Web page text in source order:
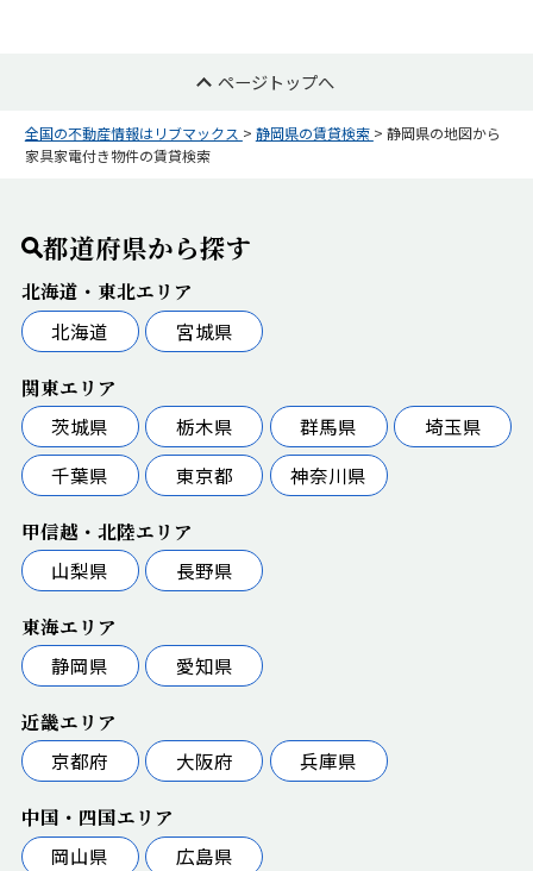
ページトップへ
全国の不動産情報はリブマックス > 静岡県の賃貸検索 > 静岡県の地図から
家具家電付き物件の賃貸検索
都道府県から探す
北海道・東北エリア
北海道
宮城県
関東エリア
茨城県
栃木県 群馬県
埼玉県
千葉県
東京都 神奈川県
甲信越・北陸エリア
山梨県
長野県
東海エリア
静岡県
愛知県
近畿エリア
京都府
大阪府 兵庫県
中国・四国エリア
岡山県
広島県